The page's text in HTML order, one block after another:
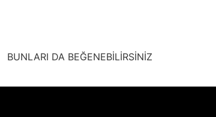
BUNLARI DA BEĞENEBİLİRSİNİZ